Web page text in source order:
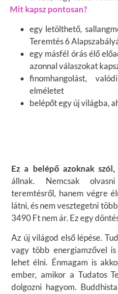
Mit kapsz pontosan?
egy letölthető,
Teremtés 6
egy másfél órás élő
azonnal válaszokat
finomhangolást,
elméletet
belépőt egy új világba,
Ez a belépő azoknak szól,
állnak. Nemcsak
teremtésről, hanem végre
látni, és nem vesztegetni
3490 Ft nem ár. Ez egy
Az új világod első lépése.
vagy több energiamzővel
lehet élni. Énmagam is
ember, amikor a Tudatos
dolgozni hagyom.